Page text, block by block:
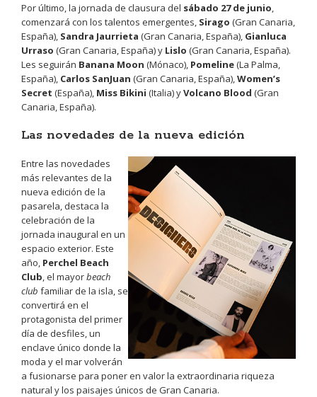
Por último, la jornada de clausura del sábado 27 de junio,
comenzará con los talentos emergentes, Sirago (Gran Canaria,
España), Sandra Jaurrieta (Gran Canaria, España), Gianluca
Urraso (Gran Canaria, España) y Lislo (Gran Canaria, España).
Les seguirán Banana Moon (Mónaco), Pomeline(La Palma,
España), Carlos SanJuan (Gran Canaria, España),Women’s
Secret (España), Miss Bikini (Italia) yVolcano Blood (Gran
Canaria, España).
Las novedades de la nueva edición
Entre las novedades
más relevantes de la
nueva edición de la
pasarela, destaca la
celebración de la
jornada inaugural en un
espacio exterior. Este
año, Perchel Beach
Club, el mayorbeach
club familiar de la isla, se
convertirá en el
protagonista del primer
día de desfiles, un
enclave único donde la
moda y el mar volverán
a fusionarse para poner en valor la extraordinaria riqueza
natural y los paisajes únicos de Gran Canaria.